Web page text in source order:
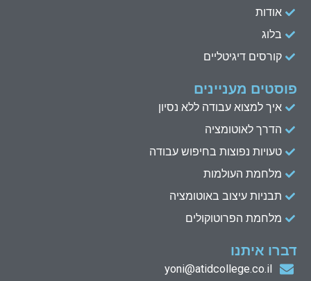
אודות
בלוג
קורסים דיגיטליים
פוסטים מעניינים
איך למצוא עבודה ללא נסיון
הדרך לאוטומציה
טעויות נפוצות בחיפוש עבודה
מלחמת העולמות
תבניות עיצוב באוטומציה
מלחמת הפרוטוקולים
דברו איתנו
yoni@atidcollege.co.il